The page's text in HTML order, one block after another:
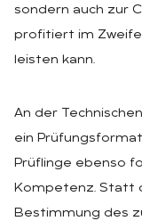
sondern auch zur
profitiert im
leisten kann.
An der
ein
Prüflinge ebenso
Kompetenz. Statt
Bestimmung des